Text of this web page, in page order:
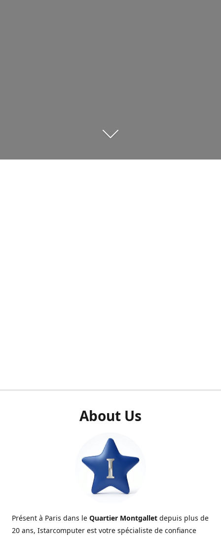
About Us
Présent à Paris dans le Quartier Montgallet depuis plus de
20 ans, Istarcomputer est votre spécialiste de confiance